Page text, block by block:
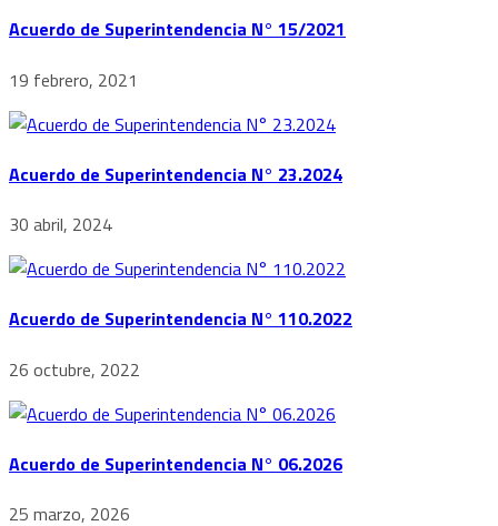
Acuerdo de Superintendencia N° 15/2021
19 febrero, 2021
Acuerdo de Superintendencia N° 23.2024
30 abril, 2024
Acuerdo de Superintendencia N° 110.2022
26 octubre, 2022
Acuerdo de Superintendencia N° 06.2026
25 marzo, 2026